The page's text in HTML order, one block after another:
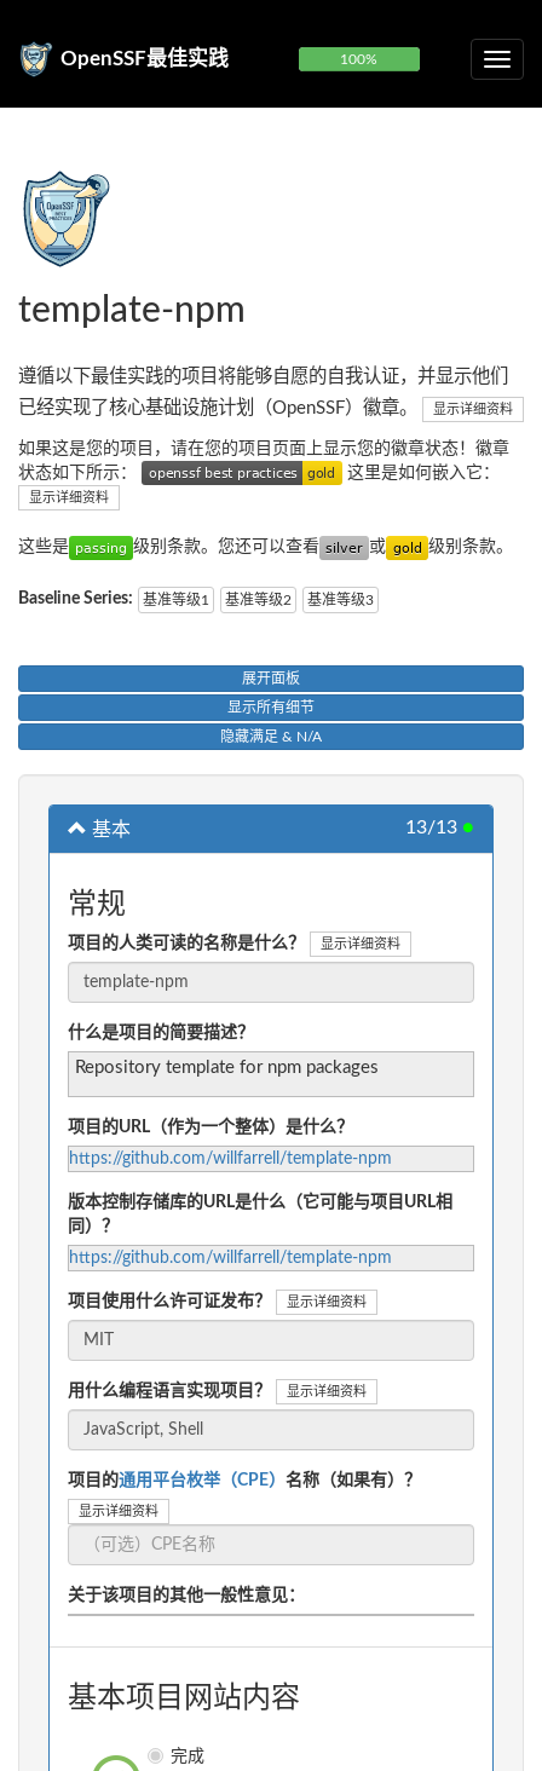
OpenSSF最佳实践 100%
template-npm
遵循以下最佳实践的项目将能够自愿的自我认证，并显示他们
已经实现了核心基础设施计划（OpenSSF）徽章。
显示详细资料
如果这是您的项目，请在您的项目页面上显示您的徽章状态！徽章
状态如下所示：
这里是如何嵌入它：
显示详细资料
这些是 级别条款。您还可以查看 或 级别条款。
Baseline Series: 基准等级1 基准等级2 基准等级3
展开面板
显示所有细节
隐藏满足 & N/A
基本 13/13 ●
常规
项目的人类可读的名称是什么？ 显示详细资料
什么是项目的简要描述？
Repository template for npm packages
项目的URL（作为一个整体）是什么？
https://github.com/willfarrell/template-npm
版本控制存储库的URL是什么（它可能与项目URL相
同）？
https://github.com/willfarrell/template-npm
项目使用什么许可证发布？ 显示详细资料
用什么编程语言实现项目？ 显示详细资料
项目的通用平台枚举（CPE） 名称（如果有）？
显示详细资料
关于该项目的其他一般性意见：
基本项目网站内容
完成